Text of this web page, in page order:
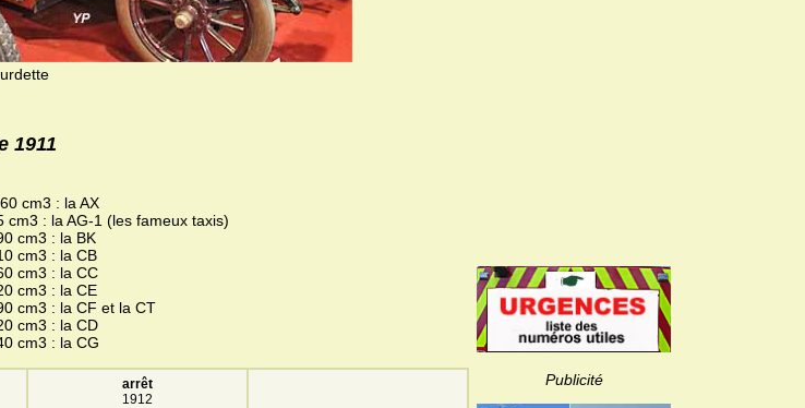
Publicité
1911
cm3 : la AX
cm3 : la AG-1 (les fameux taxis)
cm3 : la BK
cm3 : la CB
cm3 : la CC
cm3 : la CE
cm3 : la CF et la CT
cm3 : la CD
cm3 : la CG
arrêt
1912